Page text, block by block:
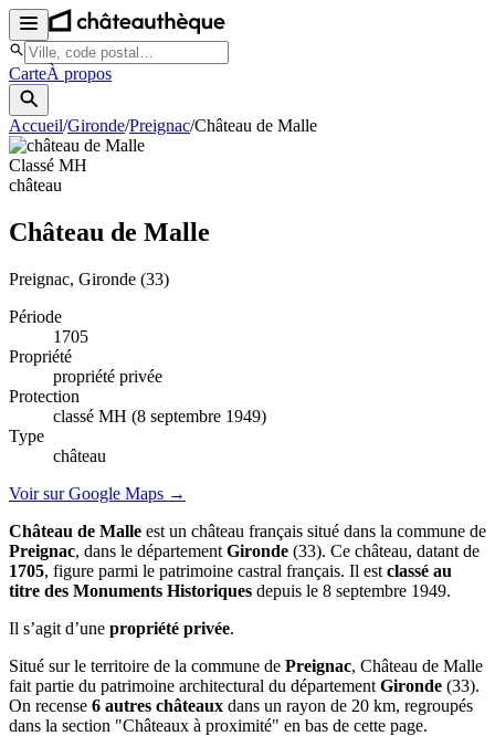
CarteÀ propos
Accueil/Gironde/Preignac/Château de Malle
Classé MH
château
Château de Malle
Preignac, Gironde (33)
Période
1705
Propriété
propriété privée
Protection
classé MH (8 septembre 1949)
Type
château
Voir sur Google Maps →
Château de Malle est un château français situé dans la commune de
Preignac, dans le département Gironde (33). Ce château, datant de
1705, figure parmi le patrimoine castral français. Il est classé au
titre des Monuments Historiques depuis le 8 septembre 1949.
Il s’agit d’une propriété privée.
Situé sur le territoire de la commune de Preignac, Château de Malle
fait partie du patrimoine architectural du département Gironde (33).
On recense 6 autres châteaux dans un rayon de 20 km, regroupés
dans la section "Châteaux à proximité" en bas de cette page.